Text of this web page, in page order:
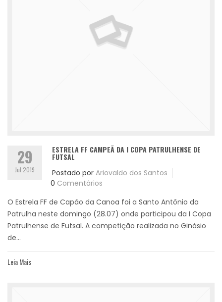
29
Jul 2019
ESTRELA FF CAMPEÃ DA I COPA PATRULHENSE DE
FUTSAL
Postado por Ariovaldo dos Santos
0 Comentários
O Estrela FF de Capão da Canoa foi a Santo Antônio da
Patrulha neste domingo (28.07) onde participou da I Copa
Patrulhense de Futsal. A competição realizada no Ginásio
de...
Leia Mais